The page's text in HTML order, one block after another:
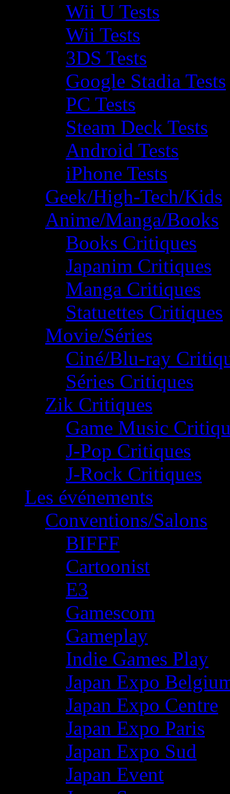
Wii U Tests
Wii Tests
3DS Tests
Google Stadia Tests
PC Tests
Steam Deck Tests
Android Tests
iPhone Tests
Geek/High-Tech/Kids
Anime/Manga/Books
Books Critiques
Japanim Critiques
Manga Critiques
Statuettes Critiques
Movie/Séries
Ciné/Blu-ray
Séries Critiques
Zik Critiques
Game Music
J-Pop Critiques
J-Rock Critiques
Les événements
Conventions/Salons
BIFFF
Cartoonist
E3
Gamescom
Gameplay
Indie Games Play
Japan Expo
Japan Expo Centre
Japan Expo Paris
Japan Expo Sud
Japan Event